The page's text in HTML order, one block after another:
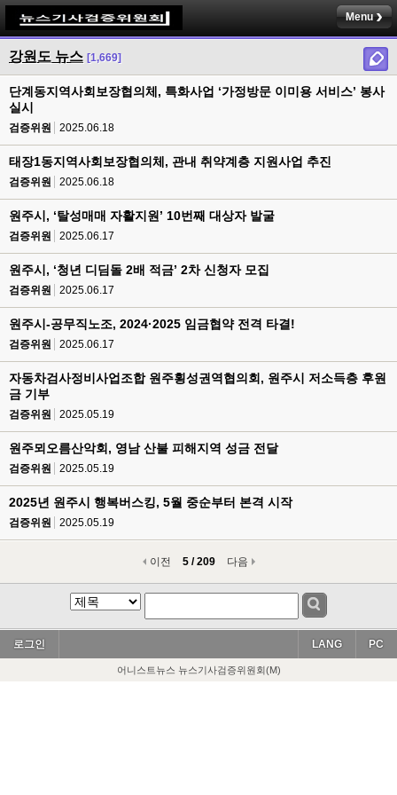
Menu
강원도 뉴스 [1,669]
단계동지역사회보장협의체, 특화사업 ‘가정방문 이미용 서비스’ 봉사
실시
검증위원 2025.06.18
태장1동지역사회보장협의체, 관내 취약계층 지원사업 추진
검증위원 2025.06.18
원주시, ‘탈성매매 자활지원’ 10번째 대상자 발굴
검증위원 2025.06.17
원주시, ‘청년 디딤돌 2배 적금’ 2차 신청자 모집
검증위원 2025.06.17
원주시-공무직노조, 2024·2025 임금협약 전격 타결!
검증위원 2025.06.17
자동차검사정비사업조합 원주횡성권역협의회, 원주시 저소득층 후원
금 기부
검증위원 2025.05.19
원주뫼오름산악회, 영남 산불 피해지역 성금 전달
검증위원 2025.05.19
2025년 원주시 행복버스킹, 5월 중순부터 본격 시작
검증위원 2025.05.19
이전 5 / 209 다음
로그인 PC
LANG
어니스트뉴스 뉴스기사검증위원회(M)